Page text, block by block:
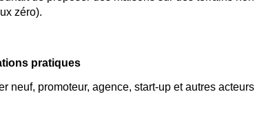
zéro).
pratiques
neuf, promoteur, agence, start-up et autres